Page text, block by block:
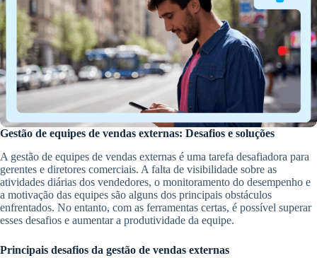
Gestão de equipes de vendas externas: Desafios e soluções
A gestão de equipes de vendas externas é uma tarefa desafiadora para
gerentes e diretores comerciais. A falta de visibilidade sobre as
atividades diárias dos vendedores, o monitoramento do desempenho e
a motivação das equipes são alguns dos principais obstáculos
enfrentados. No entanto, com as ferramentas certas, é possível superar
esses desafios e aumentar a produtividade da equipe.
Principais desafios da gestão de vendas externas